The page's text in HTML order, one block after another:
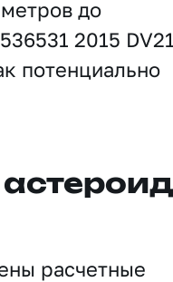
до
2015
потенциально
расчетные